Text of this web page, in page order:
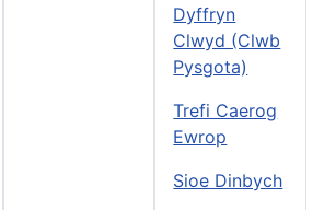
Dyffryn
Clwyd (Clwb
Pysgota)
Trefi Caerog
Ewrop
Sioe Dinbych